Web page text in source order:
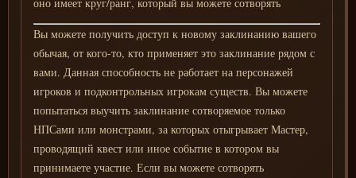
Вы можете получить доступ к новому заклинанию вашего
обычая, от кого-то, кто применяет это заклинание рядом с
вами. Данная способность не работает на персонажей
игроков и подконтрольных игрокам существ. Вы можете
попытаться выучить заклинание сотворяемое только
НПСами или монстрами, за которых отыгрывает Мастер,
проводящий квест или иное событие в котором вы
принимаете участие. Если вы можете сотворять